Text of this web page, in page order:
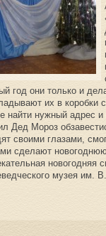
год они только и
их в коробки
найти нужный адрес
Дед Мороз
своими глазами,
сделают
новогодняя
музея им.